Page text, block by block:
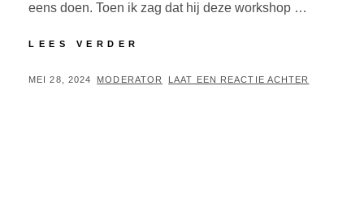
eens doen. Toen ik zag dat hij deze workshop …
LEES VERDER
VENNEP
GEPLAATST
MEI 28, 2024 BY
MODERATOR LAAT EEN REACTIE ACHTER